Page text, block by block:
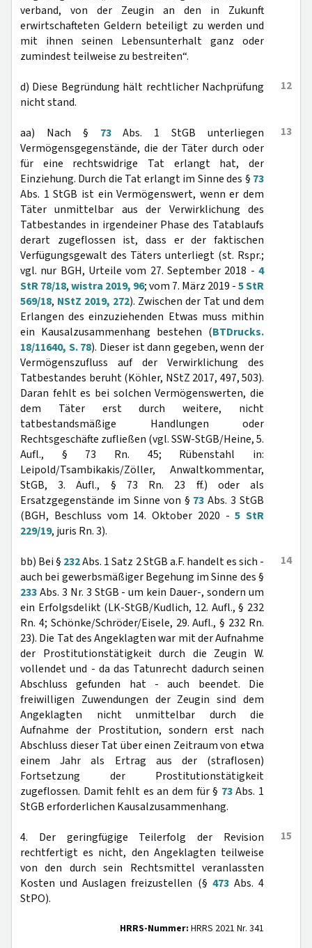
verband, von der Zeugin an den in Zukunft
erwirtschafteten Geldern beteiligt zu werden und
mit ihnen seinen Lebensunterhalt ganz oder
zumindest teilweise zu bestreiten“.
12
d) Diese Begründung hält rechtlicher Nachprüfung
nicht stand.
13
aa) Nach § 73Abs. 1 StGB unterliegen
Vermögensgegenstände, die der Täter durch oder
für eine rechtswidrige Tat erlangt hat, der
Einziehung. Durch die Tat erlangt im Sinne des § 73
Abs. 1 StGB ist ein Vermögenswert, wenn er dem
Täter unmittelbar aus der Verwirklichung des
Tatbestandes in irgendeiner Phase des Tatablaufs
derart zugeflossen ist, dass er der faktischen
Verfügungsgewalt des Täters unterliegt (st. Rspr.;
vgl. nur BGH, Urteile vom 27. September 2018 - 4
StR 78/18,wistra 2019, 96; vom 7. März 2019 -5 StR
569/18, NStZ 2019, 272). Zwischen der Tat und dem
Erlangen des einzuziehenden Etwas muss mithin
ein Kausalzusammenhang bestehen (BTDrucks.
18/11640, S. 78). Dieser ist dann gegeben, wenn der
Vermögenszufluss auf der Verwirklichung des
Tatbestandes beruht (Köhler, NStZ 2017, 497, 503).
Daran fehlt es bei solchen Vermögenswerten, die
dem Täter erst durch weitere, nicht
tatbestandsmäßige Handlungen oder
Rechtsgeschäfte zufließen (vgl. SSW-StGB/Heine, 5.
Aufl., § 73 Rn. 45; Rübenstahl in:
Leipold/Tsambikakis/Zöller, Anwaltkommentar,
StGB, 3. Aufl., § 73 Rn. 23 ff.) oder als
Ersatzgegenstände im Sinne von § 73 Abs. 3 StGB
(BGH, Beschluss vom 14. Oktober 2020 -5 StR
229/19, juris Rn. 3).
14
bb) Bei § 232Abs. 1 Satz 2 StGB a.F. handelt es sich -
auch bei gewerbsmäßiger Begehung im Sinne des §
233Abs. 3 Nr. 3 StGB - um kein Dauer-, sondern um
ein Erfolgsdelikt (LK-StGB/Kudlich, 12. Aufl., § 232
Rn. 4; Schönke/Schröder/Eisele, 29. Aufl., § 232 Rn.
23). Die Tat des Angeklagten war mit der Aufnahme
der Prostitutionstätigkeit durch die Zeugin W.
vollendet und - da das Tatunrecht dadurch seinen
Abschluss gefunden hat - auch beendet. Die
freiwilligen Zuwendungen der Zeugin sind dem
Angeklagten nicht unmittelbar durch die
Aufnahme der Prostitution, sondern erst nach
Abschluss dieser Tat über einen Zeitraum von etwa
einem Jahr als Ertrag aus der (straflosen)
Fortsetzung der Prostitutionstätigkeit
zugeflossen. Damit fehlt es an dem für § 73Abs. 1
StGB erforderlichen Kausalzusammenhang.
15
4. Der geringfügige Teilerfolg der Revision
rechtfertigt es nicht, den Angeklagten teilweise
von den durch sein Rechtsmittel veranlassten
Kosten und Auslagen freizustellen (§ 473Abs. 4
StPO).
HRRS-Nummer: HRRS 2021 Nr. 341